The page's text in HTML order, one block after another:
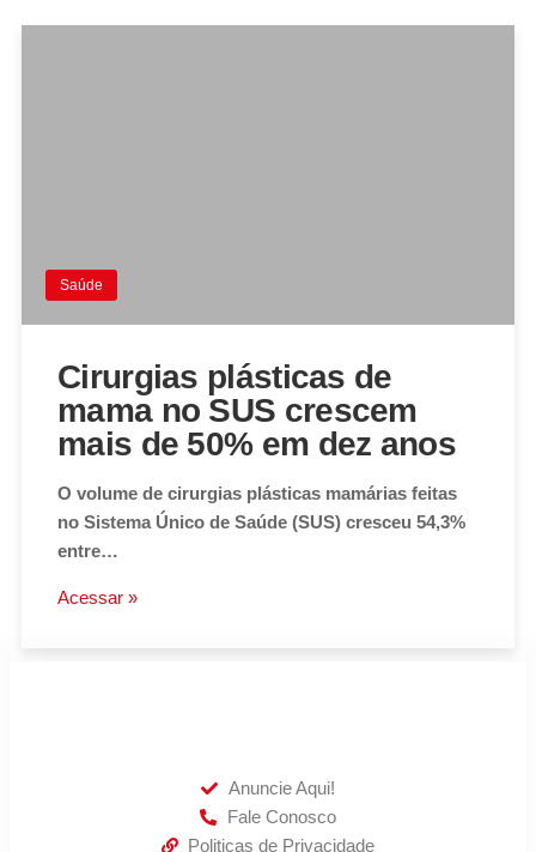
Saúde
Cirurgias plásticas de
mama no SUS crescem
mais de 50% em dez anos
O volume de cirurgias plásticas mamárias feitas
no Sistema Único de Saúde (SUS) cresceu 54,3%
entre…
Acessar »
Anuncie Aqui!
Fale Conosco
Politicas de Privacidade